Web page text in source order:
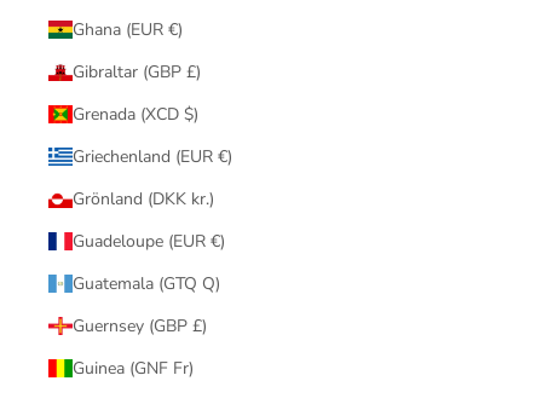
Ghana (EUR €)
Gibraltar (GBP £)
Grenada (XCD $)
Griechenland (EUR €)
Grönland (DKK kr.)
Guadeloupe (EUR €)
Guatemala (GTQ Q)
Guernsey (GBP £)
Guinea (GNF Fr)